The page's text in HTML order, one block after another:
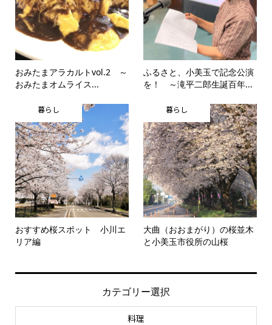
おみたまアラカルトvol.2 ～
おみたまオムライス...
ふるさと、小美玉で記念公演
を！ ～滝平二郎生誕百年...
暮らし
おすすめ桜スポット 小川エ
リア編
暮らし
大曲（おおまがり）の桜並木
と小美玉市役所の山桜
カテゴリー選択
料理